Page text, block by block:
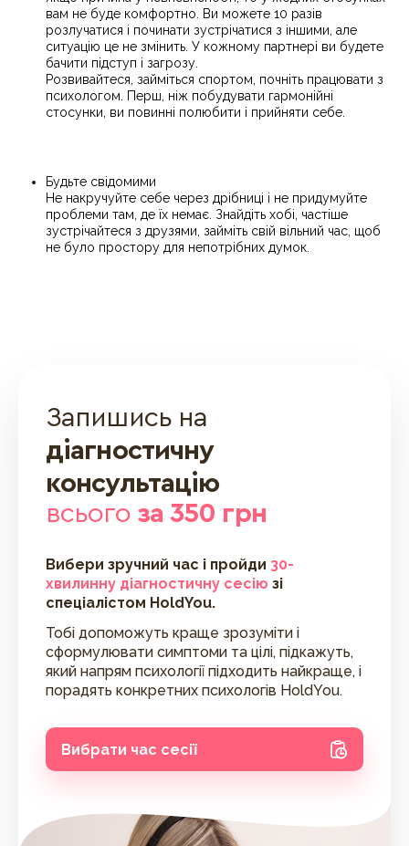
вам не буде комфортно. Ви можете 10 разів
розлучатися і починати зустрічатися з іншими, але
ситуацію це не змінить. У кожному партнері ви будете
бачити підступ і загрозу.
Розвивайтеся, займіться спортом, почніть працювати з
психологом. Перш, ніж побудувати гармонійні
стосунки, ви повинні полюбити і прийняти себе.
Будьте свідомими
Не накручуйте себе через дрібниці і не придумуйте
проблеми там, де їх немає. Знайдіть хобі, частіше
зустрічайтеся з друзями, займіть свій вільний час, щоб
не було простору для непотрібних думок.
Запишись на
діагностичну
консультацію
всього за 350 грн
Вибери зручний час і пройди 30-
хвилинну діагностичну сесію зі
спеціалістом HoldYou.
Тобі допоможуть краще зрозуміти і
сформулювати симптоми та цілі, підкажуть,
який напрям психології підходить найкраще, і
порадять конкретних психологів HoldYou.
Вибрати час сесії